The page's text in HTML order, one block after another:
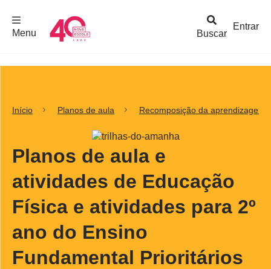
Buscar
Menu
Entrar
Início Planos de aula Recomposição da aprendizagem
Planos de aula e
atividades de Educação
Física e atividades para 2º
ano do Ensino
Fundamental Prioritários